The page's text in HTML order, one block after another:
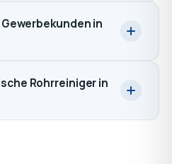
in
Rohrreiniger in